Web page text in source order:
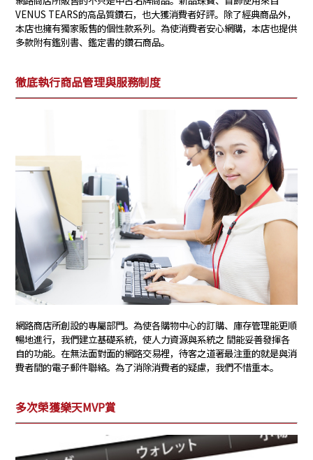
VENUS TEARS的高品質鑽石，也大獲消費者好評。除了經典商品外，
本店也擁有獨家販售的個性款系列。為使消費者安心網購，本店也提供
多款附有鑑別書、鑑定書的鑽石商品。
徹底執行商品管理與服務制度
網路商店所創設的專屬部門。為使各購物中心的訂購、庫存管理能更順
暢地進行，我們建立基礎系統，使人力資源與系統之 間能妥善發揮各
自的功能。在無法面對面的網路交易裡，待客之道著最注重的就是與消
費者間的電子郵件聯絡。為了消除消費者的疑慮，我們不惜重本。
多次榮獲樂天MVP賞